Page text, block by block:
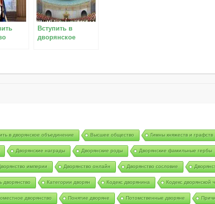
Вступить в
дворянское
в дворянское объединение Высшее общество Гимны княжеств и графств
Дворянские награды Дворянские роды Дворянские фамильные гербы
империи Дворянство онлайн Дворянство сословие
дворянство Категории дворян Кодекс дворянина Кодекс дворянской
дворянство Понятие дворяне Потомственные дворяне